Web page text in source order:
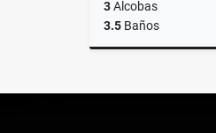
3Alcobas
3.5 Baños
US$580,000